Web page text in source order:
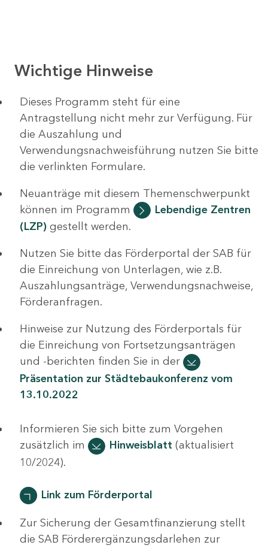
Wichtige Hinweise
Dieses Programm steht für eine
Antragstellung nicht mehr zur Verfügung. Für
die Auszahlung und
Verwendungsnachweisführung nutzen Sie bitte
die verlinkten Formulare.
Neuanträge mit diesem Themenschwerpunkt
können im Programm
Lebendige Zentren
(LZP) gestellt werden.
Nutzen Sie bitte das Förderportal der SAB für
die Einreichung von Unterlagen, wie z.B.
Auszahlungsanträge, Verwendungsnachweise,
Förderanfragen.
Hinweise zur Nutzung des Förderportals für
die Einreichung von Fortsetzungsanträgen
und -berichten finden Sie in der
Präsentation zur Städtebaukonferenz vom
13.10.2022
Informieren Sie sich bitte zum Vorgehen
zusätzlich im
Hinweisblatt (aktualisiert
10/2024).
Link zum Förderportal
Zur Sicherung der Gesamtfinanzierung stellt
die SAB Förderergänzungsdarlehen zur